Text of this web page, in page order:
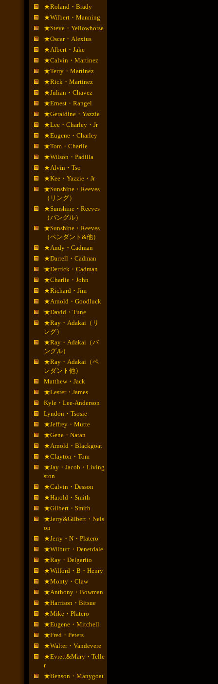
★Roland・Brady
★Wilbert・Manning
★Steve・Yellowhorse
★Oscar・Alexius
★Albert・Jake
★Calvin・Martinez
★Terry・Martinez
★Rick・Martinez
★Julian・Chavez
★Ernest・Rangel
★Geraldine・Yazzie
★Lee・Charley・Jr
★Eugene・Charley
★Tom・Charlie
★Wilson・Padilla
★Alvin・Tso
★Kee・Yazzie・Jr
★Sunshine・Reeves
（リング）
★Sunshine・Reeves
（バングル）
★Sunshine・Reeves
（ペンダント&他）
★Andy・Cadman
★Darrell・Cadman
★Derrick・Cadman
★Charlie・John
★Richard・Jim
★Arnold・Goodluck
★David・Tune
★Ray・Adakai（リ
ング）
★Ray・Adakai（バ
ングル）
★Ray・Adakai（ペ
ンダント他）
Matthew・Jack
★Lester・James
Kyle・Lee-Anderson
Lyndon・Tsosie
★Jeffrey・Mutte
★Gene・Natan
★Arnold・Blackgoat
★Clayton・Tom
★Jay・Jacob・Living
ston
★Calvin・Desson
★Harold・Smith
★Gilbert・Smith
★Jerry&Gilbert・Nels
on
★Jerry・N・Platero
★Wilburt・Denetdale
★Ray・Delgarito
★Wilford・B・Henry
★Monty・Claw
★Anthony・Bowman
★Harrison・Bitsue
★Mike・Platero
★Eugene・Mitchell
★Fred・Peters
★Walter・Vandevere
★Evrett&Mary・Telle
r
★Benson・Manygoat